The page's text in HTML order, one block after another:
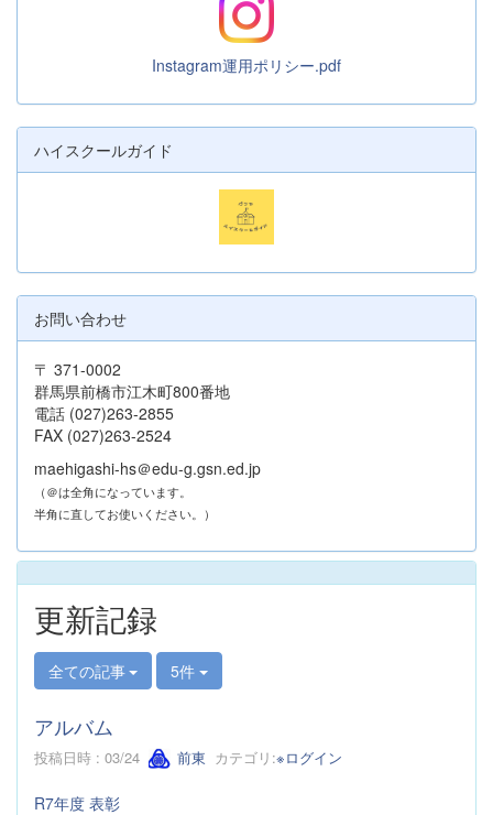
Instagram運用ポリシー.pdf
ハイスクールガイド
お問い合わせ
〒 371-0002
群馬県前橋市江木町800番地
電話 (027)263-2855
FAX (027)263-2524
maehigashi-hs＠edu-g.gsn.ed.jp
（＠は全角になっています。
半角に直してお使いください。）
更新記録
全ての記事 5件
アルバム
投稿日時 : 03/24 前東 カテゴリ:※ログイン
R7年度 表彰